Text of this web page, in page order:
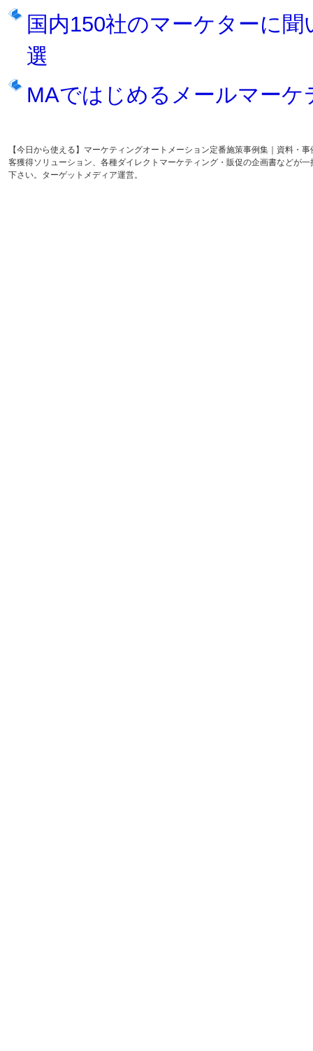
国内150社のマーケターに
選
MAではじめるメールマーケ
【今日から使える】マーケティングオートメーション定番施策事例集｜資料・
客獲得ソリューション、各種ダイレクトマーケティング・販促の企画書などが
下さい。ターゲットメディア運営。